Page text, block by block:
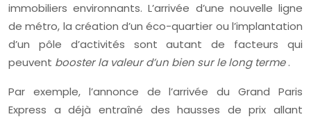
immobiliers environnants. L’arrivée d’une nouvelle ligne
de métro, la création d’un éco-quartier ou l’implantation
d’un pôle d’activités sont autant de facteurs qui
peuvent booster la valeur d’un bien sur le long terme.
Par exemple, l’annonce de l’arrivée du Grand Paris
Express a déjà entraîné des hausses de prix allant